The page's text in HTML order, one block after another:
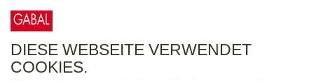
DIESE WEBSEITE VERWENDET
COOKIES.